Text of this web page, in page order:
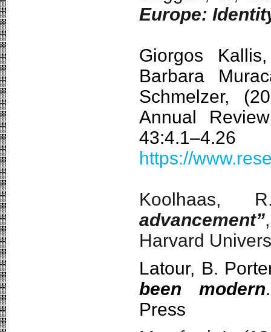
Europe:
Giorgos
Barbara
Schmelzer,
Annual
43:4.1–4.26
https://
advancement”
Harvard
Latour, B.
been modern
Press